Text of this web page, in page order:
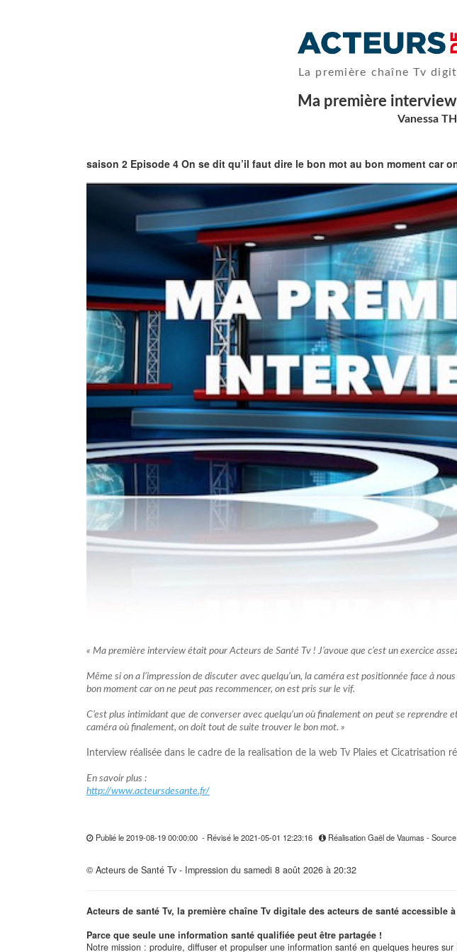
La première chaîne Tv
Ma première
Vanessa
saison 2 Episode 4 On se dit qu’il faut dire le bon mot au bon moment car
« Ma première interview était pour Acteurs de Santé Tv ! J’avoue que c’est un exercice
Même si on a l’impression de discuter avec quelqu’un, la caméra est positionnée face à
bon moment car on ne peut pas recommencer, on est pris sur le vif.
C’est plus intimidant que de converser avec quelqu’un où finalement on peut se
caméra où finalement, on doit tout de suite trouver le bon mot. »
Interview réalisée dans le cadre de la realisation de la web Tv Plaies et Cicatrisation
En savoir plus :
http://www.acteursdesante.fr/
Publié le 2019-08-19 00:00:00 - Révisé le 2021-05-01 12:23:16 Réalisation Gaël de Vaumas -
© Acteurs de Santé Tv - Impression du samedi 8 août 2026 à 20:32
Acteurs de santé Tv, la première chaîne Tv digitale des acteurs de santé accessible
Parce que seule une information santé qualifiée peut être partagée !
Notre mission : produire, diffuser et propulser une information santé en quelques heures